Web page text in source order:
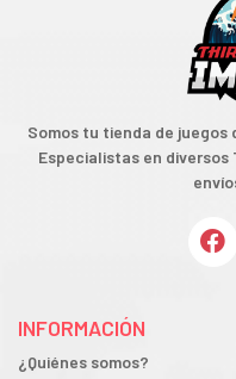
Somos tu tienda de
Especialistas en diversos
INFORMACIÓN
¿Quiénes somos?